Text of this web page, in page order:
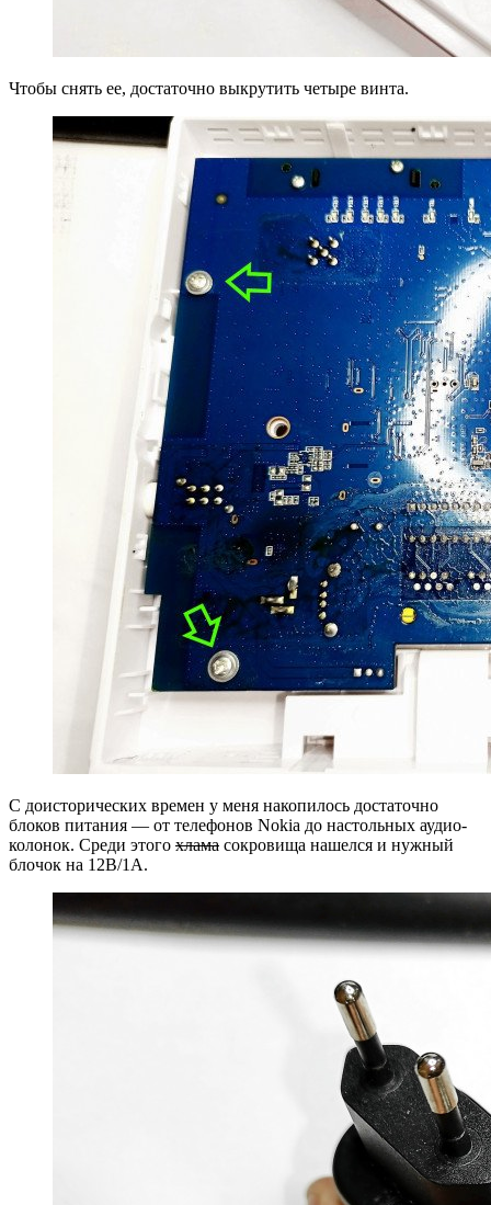
Чтобы снять ее, достаточно выкрутить четыре винта.
С доисторических времен у меня накопилось достаточно
блоков питания — от телефонов Nokia до настольных аудио-
колонок. Среди этого хлама сокровища нашелся и нужный
блочок на 12В/1А.